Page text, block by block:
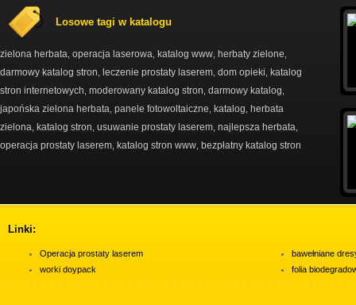
Losowe tagi w katalogu
zielona herbata operacja laserowa katalog www herbaty zielone
darmowy katalog stron leczenie prostaty laserem dom opieki
katalog
stron internetowych moderowany katalog stron darmowy katalog
japońska zielona herbata panele fotowoltaiczne katalog
herbata
zielona katalog stron usuwanie prostaty laserem najlepsza herbata
operacja prostaty laserem katalog stron www bezpłatny katalog stron
Linki:
Operacja prostaty laserem
worki doypack
bawełniane
folia